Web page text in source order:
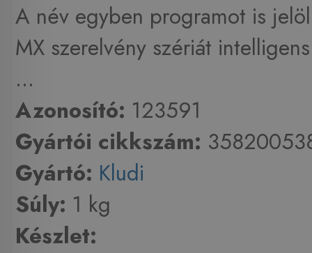
A név egyben programot is
MX szerelvény szériát
...
Azonosító: 123591
Gyártói cikkszám:
Gyártó: Kludi
Súly: 1 kg
Készlet: